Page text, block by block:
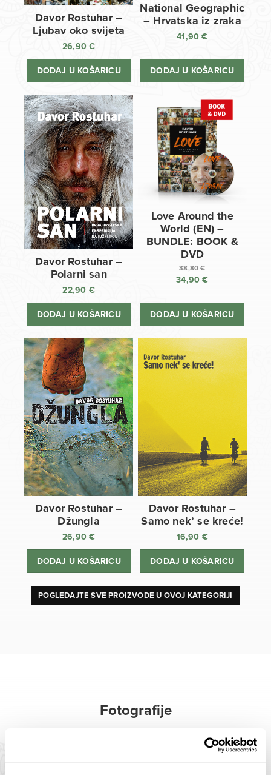
Davor Rostuhar –
Ljubav oko svijeta
26,90€
DODAJ U KOŠARICU
National Geographic
– Hrvatska iz zraka
41,90€
DODAJ U KOŠARICU
Davor Rostuhar –
Polarni san
22,90 €
DODAJ U KOŠARICU
Love Around the
World (EN) –
BUNDLE: BOOK &
DVD
38,80€
Izvorna
bila
34,90€
cijena
DODAJ U KOŠARICU
Davor Rostuhar –
Džungla
26,90€
DODAJ U KOŠARICU
Davor Rostuhar –
Samo nek’ se kreće!
16,90 €
DODAJ U KOŠARICU
POGLEDAJTE SVE PROIZVODE U OVOJ KATEGORIJI
Fotografije